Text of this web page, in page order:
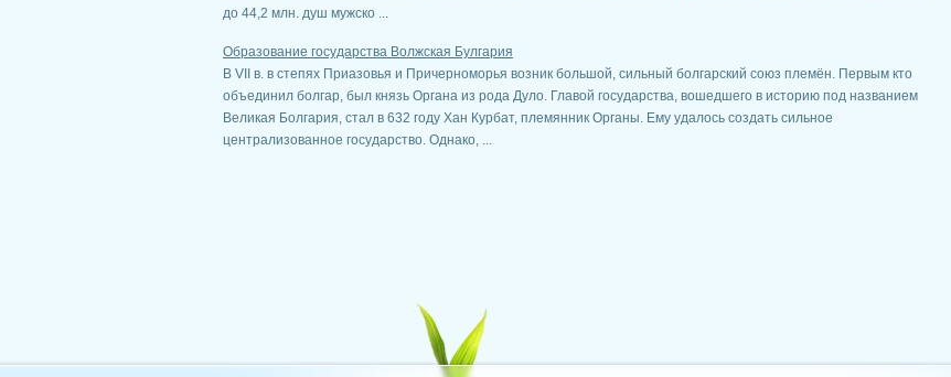
до 44,2 млн. душ мужско ...
Образование государства Волжская Булгария
В VII в. в степях Приазовья и Причерноморья возник большой, сильный болгарский союз племён. Первым кто
объединил болгар, был князь Органа из рода Дуло. Главой государства, вошедшего в историю под названием
Великая Болгария, стал в 632 году Хан Курбат, племянник Органы. Ему удалось создать сильное
централизованное государство. Однако, ...